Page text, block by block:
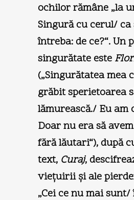
ochilor rămâne „la
Singură cu cerul/ ca
întreba: de ce?“. Un
singurătate este
(„Singurătatea mea
grăbit sperietoarea
lămurească./ Eu am
Doar nu era să
fără lăutari“), după
text, Curaj,
vieţuirii şi ale
„Cei ce nu mai